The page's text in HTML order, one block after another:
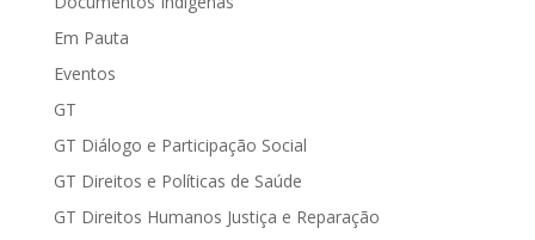
Em Pauta
Eventos
GT
GT Diálogo e Participação Social
GT Direitos e Políticas de Saúde
GT Direitos Humanos Justiça e Reparação